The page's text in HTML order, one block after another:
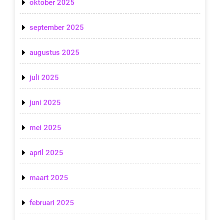
oktober 2025
september 2025
augustus 2025
juli 2025
juni 2025
mei 2025
april 2025
maart 2025
februari 2025